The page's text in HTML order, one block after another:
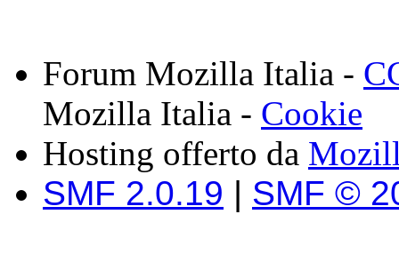
Forum Mozilla Italia -
Mozilla Italia - Cookie
Hosting offerto da
SMF 2.0.19 | SMF ©